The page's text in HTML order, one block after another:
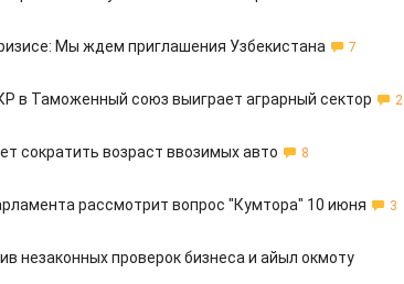
Мы ждем приглашения Узбекистана 7
в Таможенный союз выиграет аграрный сектор 2
сократить возраст ввозимых авто 8
рассмотрит вопрос "Кумтора" 10 июня 3
незаконных проверок бизнеса и айыл окмоту